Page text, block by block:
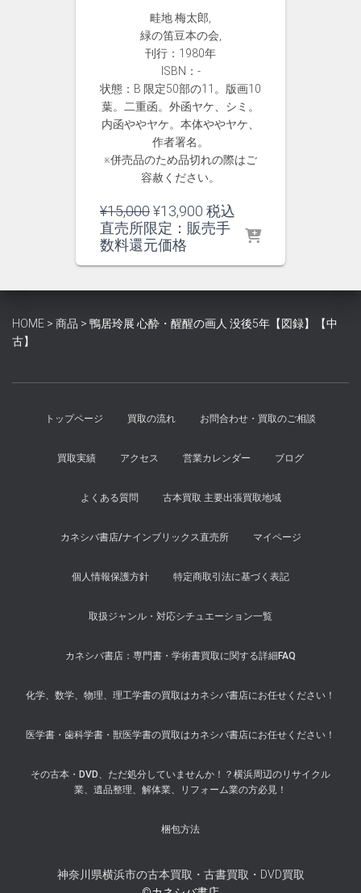
畦地 梅太郎,
緑の笛豆本の会,
刊行：1980年
ISBN：-
状態：B 限定50部の11。版画10
葉。二重函。外函ヤケ、シミ。
内函ややヤケ。本体ややヤケ、
作者署名。
※併売品のため品切れの際はご
容赦ください。
¥15,000元
の
価
格
¥15,000
し
¥13,900 現
在
価
は
で
税込
直売所限定：販売手
数料還元価格
HOME > 商品 > 鴨居玲展 心酔・醒醒の画人 没後5年【図録】【中
古】
トップページ 買取の流れ お問合わせ・買取のご相談
買取実績 アクセス 営業カレンダー ブログ
よくある質問 古本買取 主要出張買取地域
カネシバ書店/ナインブリックス直売所 マイページ
個人情報保護方針 特定商取引法に基づく表記
取扱ジャンル・対応シチュエーション一覧
カネシバ書店：専門書・学術書買取に関する詳細FAQ
化学、数学、物理、理工学書の買取はカネシバ書店にお任せください！
医学書・歯科学書・獣医学書の買取はカネシバ書店にお任せください！
その古本・DVD、ただ処分していませんか！？横浜周辺のリサイクル
業、遺品整理、解体業、リフォーム業の方必見！
梱包方法
神奈川県横浜市の古本買取・古書買取・DVD買取